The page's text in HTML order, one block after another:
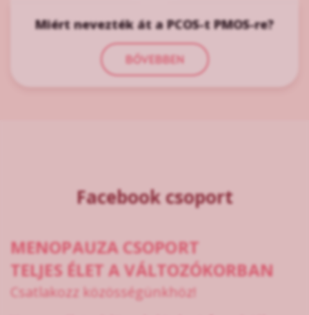
Miért nevezték át a PCOS-t PMOS-re?
BŐVEBBEN
Facebook csoport
MENOPAUZA CSOPORT
TELJES ÉLET A VÁLTOZÓKORBAN
Csatlakozz közösségünkhöz!